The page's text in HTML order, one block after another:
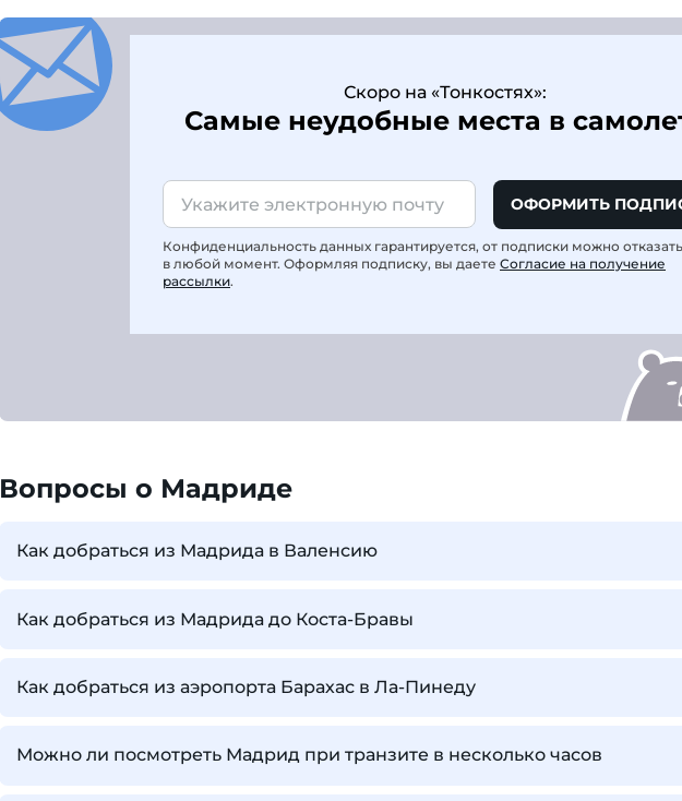
Скоро на «Тонкостях»:
Самые неудобные места в
ОФОРМИТЬ
Конфиденциальность данных гарантируется, от подписки можно
в любой момент. Оформляя подписку, вы даете Согласие на получение
рассылки.
Вопросы о Мадриде
Как добраться из Мадрида в Валенсию
Как добраться из Мадрида до Коста-Бравы
Как добраться из аэропорта Барахас в Ла-Пинеду
Можно ли посмотреть Мадрид при транзите в несколько часов